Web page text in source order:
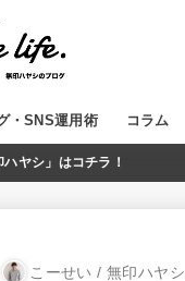
・SNS運用術
営
コラム
ヤシ」はコチラ！
こーせい / 無印ハヤシ